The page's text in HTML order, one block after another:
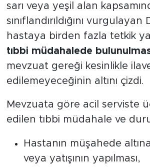
sarı veya yeşil alan
sınıflandırıldığını vurgulayan
hastaya birden fazla tetkik
tıbbi müdahalede
mevzuat gereği kesinlikle
edilemeyeceğinin altını çizdi.
Mevzuata göre acil serviste
edilen tıbbi müdahale ve
Hastanın müşahede altına
veya yatışının yapılması,